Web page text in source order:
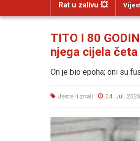
Rat u zalivu 💥
TITO I 80
njega cijela
On je bio epoha; oni su
Jeste li znali 04. Jul. 2026